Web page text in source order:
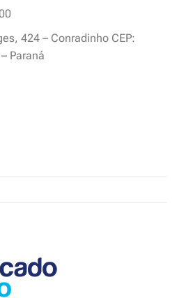
424 – Conradinho CEP:
Paraná